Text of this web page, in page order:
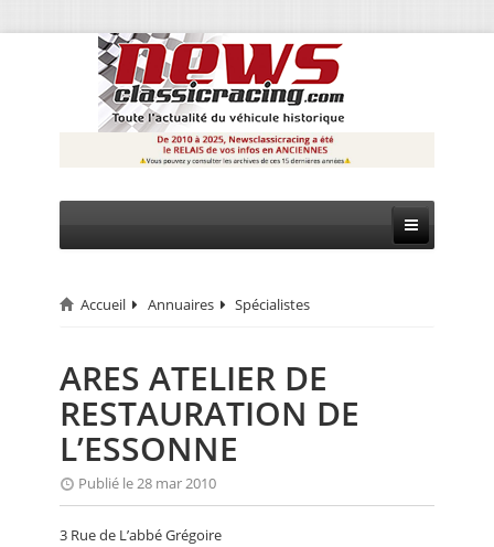
CIRCUIT
RALLYE
MONTAGNE
EVÈNEMENTS
CALENDRIER
Accueil Annuaires Spécialistes
ARES ATELIER DE
RESTAURATION DE
L’ESSONNE
Publié le 28 mar 2010
3 Rue de L’abbé Grégoire